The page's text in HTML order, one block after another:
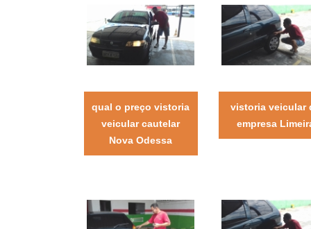
qual o preço vistoria
veicular cautelar
Nova Odessa
vistoria veicular
empresa